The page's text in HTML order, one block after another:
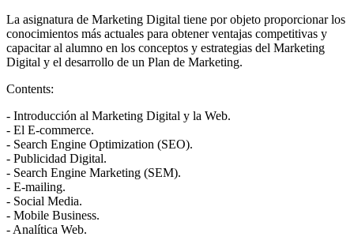
La asignatura de Marketing Digital tiene por objeto proporcionar los
conocimientos más actuales para obtener ventajas competitivas y
capacitar al alumno en los conceptos y estrategias del Marketing
Digital y el desarrollo de un Plan de Marketing.
Contents:
- Introducción al Marketing Digital y la Web.
- El E-commerce.
- Search Engine Optimization (SEO).
- Publicidad Digital.
- Search Engine Marketing (SEM).
- E-mailing.
- Social Media.
- Mobile Business.
- Analítica Web.